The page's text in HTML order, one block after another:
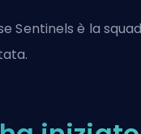
Sentinels è la